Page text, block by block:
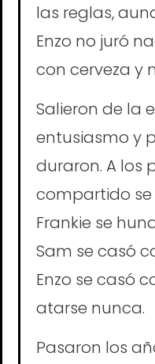
las reglas,
Enzo no juró
con cerveza y
Salieron de la
entusiasmo y
duraron. A los
compartido
Frankie se
Sam se casó
Enzo se casó
atarse nunca.
Pasaron los